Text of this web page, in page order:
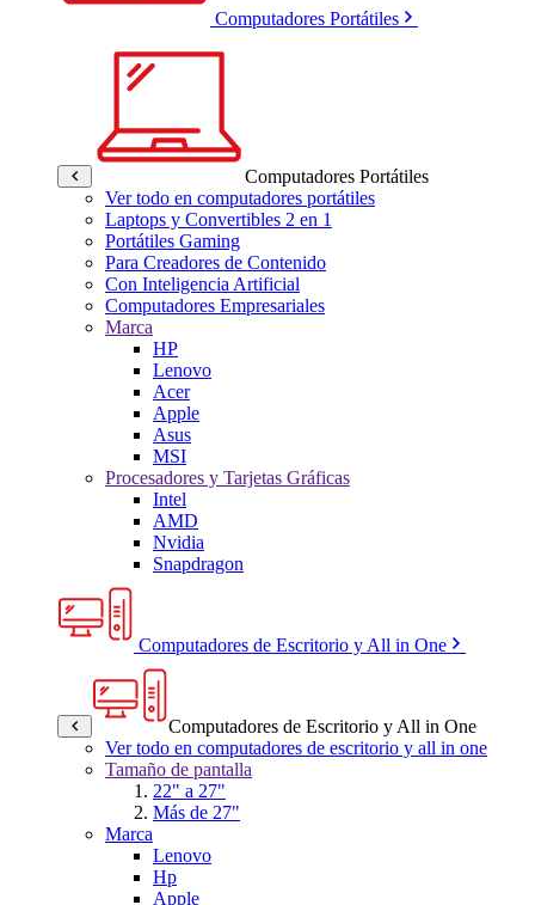
Computadores Portátiles
Computadores Portátiles
Ver todo en computadores portátiles
Laptops y Convertibles 2 en 1
Portátiles Gaming
Para Creadores de Contenido
Con Inteligencia Artificial
Computadores Empresariales
Marca
HP
Lenovo
Acer
Apple
Asus
MSI
Procesadores y Tarjetas Gráficas
Intel
AMD
Nvidia
Snapdragon
Computadores de Escritorio y All in One
Computadores de Escritorio y All in One
Ver todo en computadores de escritorio y all in one
Tamaño de pantalla
22" a 27"
Más de 27"
Marca
Lenovo
Hp
Apple